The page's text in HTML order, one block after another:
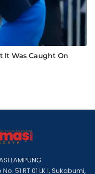
LAMPUNG
51 RT 01 LK I, Sukabumi,